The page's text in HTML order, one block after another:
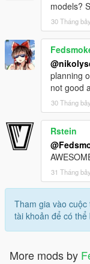
models?
30 Tháng
planning
not good
30 Tháng
Rstein
31 Tháng
Tham gia vào cuộc
tài khoản để có thể
More mods by